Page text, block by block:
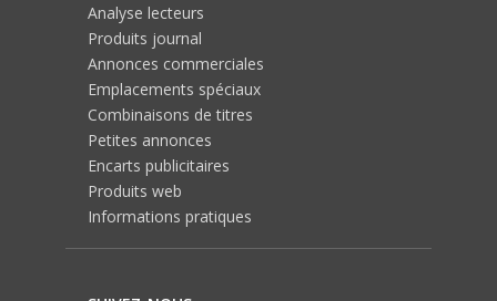
Analyse lecteurs
Produits journal
Annonces commerciales
Emplacements spéciaux
Combinaisons de titres
Petites annonces
Encarts publicitaires
Produits web
Informations pratiques